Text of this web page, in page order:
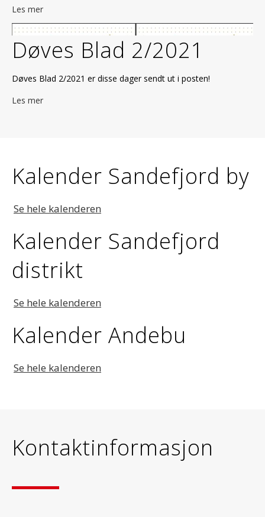
Les mer
Døves Blad 2/2021
Døves Blad 2/2021 er disse dager sendt ut i posten!
Les mer
Kalender Sandefjord by
Se hele kalenderen
Kalender Sandefjord
distrikt
Se hele kalenderen
Kalender Andebu
Se hele kalenderen
Kontaktinformasjon